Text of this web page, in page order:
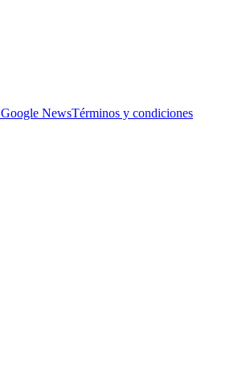
Google NewsTérminos y condiciones